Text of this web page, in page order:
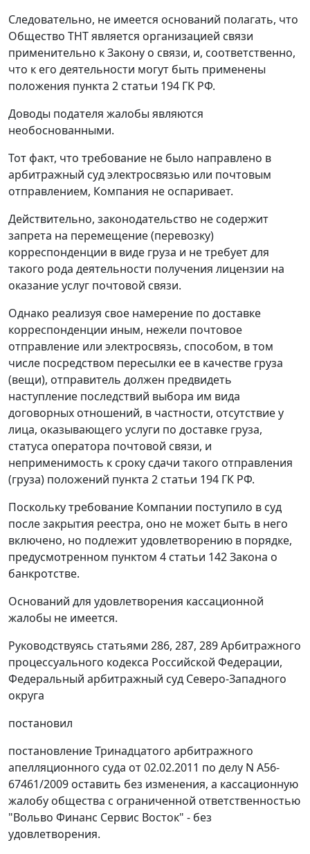
Следовательно, не имеется оснований полагать, что
Общество ТНТ является организацией связи
применительно кЗакону о связи, и, соответственно,
что к его деятельности могут быть применены
положения пункта 2 статьи 194 ГК РФ.
Доводы подателя жалобы являются
необоснованными.
Тот факт, что требование не было направлено в
арбитражный суд электросвязью или почтовым
отправлением, Компания не оспаривает.
Действительно, законодательство не содержит
запрета на перемещение (перевозку)
корреспонденции в виде груза и не требует для
такого рода деятельности получения лицензии на
оказание услуг почтовой связи.
Однако реализуя свое намерение по доставке
корреспонденции иным, нежели почтовое
отправление или электросвязь, способом, в том
числе посредством пересылки ее в качестве груза
(вещи), отправитель должен предвидеть
наступление последствий выбора им вида
договорных отношений, в частности, отсутствие у
лица, оказывающего услуги по доставке груза,
статуса оператора почтовой связи, и
неприменимость к сроку сдачи такого отправления
(груза) положений пункта 2 статьи 194 ГК РФ.
Поскольку требование Компании поступило в суд
после закрытия реестра, оно не может быть в него
включено, но подлежит удовлетворению в порядке,
предусмотренном пунктом 4 статьи 142Закона о
банкротстве.
Оснований для удовлетворения кассационной
жалобы не имеется.
Руководствуясь статьями 286, 287, 289Арбитражного
процессуального кодекса Российской Федерации,
Федеральный арбитражный суд Северо-Западного
округа
постановил
постановлениеТринадцатого арбитражного
апелляционного суда от 02.02.2011 по делу N А56-
67461/2009 оставить без изменения, а кассационную
жалобу общества с ограниченной ответственностью
"Вольво Финанс Сервис Восток" - без
удовлетворения.